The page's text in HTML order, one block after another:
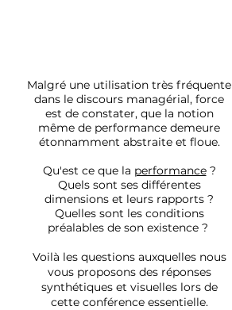
Malgré une utilisation très fréquente
dans le discours managérial, force
est de constater, que la notion
même de performance demeure
étonnamment abstraite et floue.
Qu'est ce que la performance?
Quels sont ses différentes
dimensions et leurs rapports ?
Quelles sont les conditions
préalables de son existence ?
Voilà les questions auxquelles nous
vous proposons des réponses
synthétiques et visuelles lors de
cette conférence essentielle.